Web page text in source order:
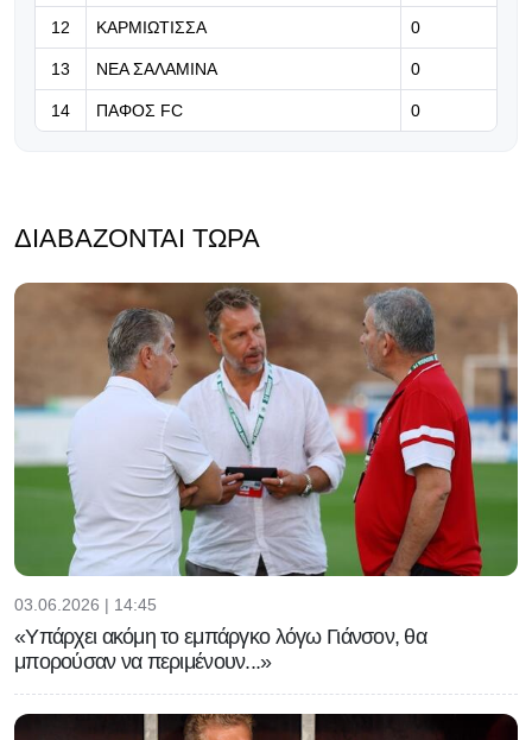
12 ΚΑΡΜΙΩΤΙΣΣΑ 0
13 ΝΕΑ ΣΑΛΑΜΙΝΑ 0
14 ΠΑΦΟΣ FC 0
ΔΙΑΒΆΖΟΝΤΑΙ ΤΏΡΑ
03.06.2026 | 14:45
«Υπάρχει ακόμη το εμπάργκο λόγω Γιάνσον, θα
μπορούσαν να περιμένουν...»